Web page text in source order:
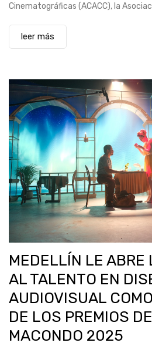
Cinematográficas (ACACC), la
leer más
MEDELLÍN LE ABRE
AL TALENTO EN
AUDIOVISUAL
DE LOS PREMIOS
MACONDO 2025